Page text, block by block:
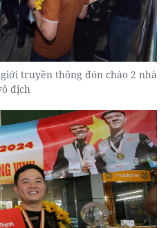
truyền thông đón chào 2 nhà
địch